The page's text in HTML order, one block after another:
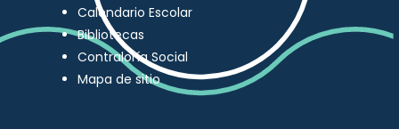
Calendario Escolar
Bibliotecas
Contraloría Social
Mapa de sitio